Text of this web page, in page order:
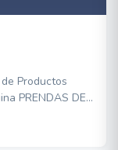
Productos
PRENDAS DE